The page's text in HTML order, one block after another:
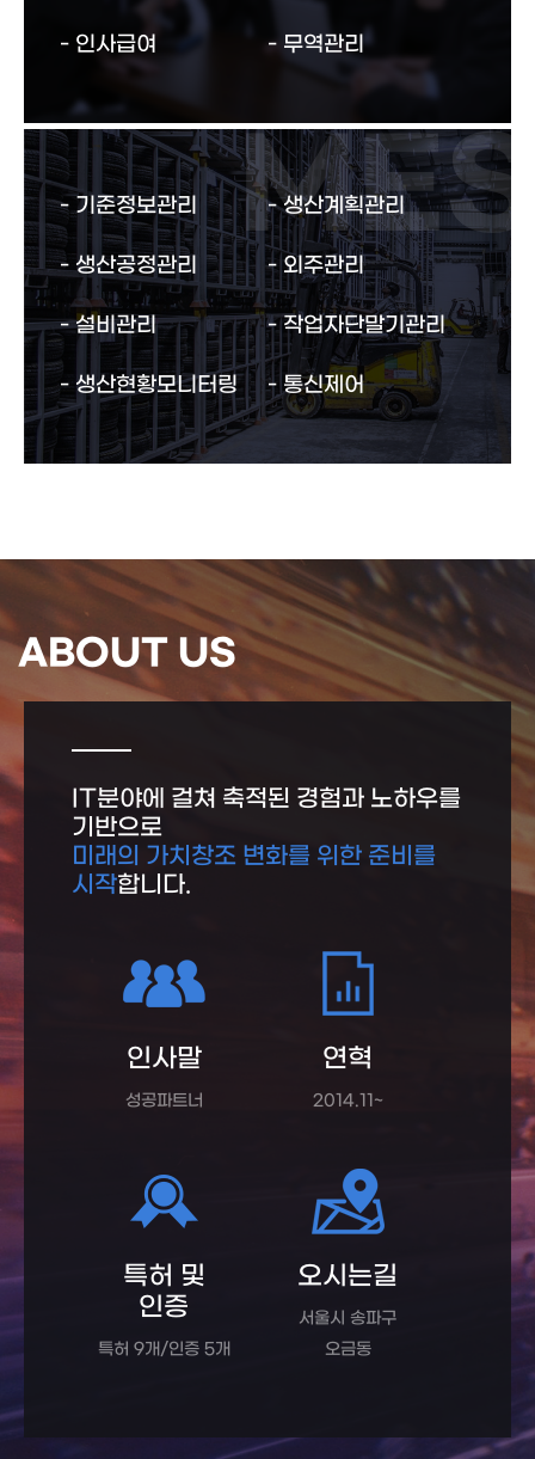
인사급여 무역관리
기준정보관리 생산계획관리
생산공정관리 외주관리
설비관리 작업자단말기관리
생산현황모니터링 통신제어
ABOUT US
IT분야에 걸쳐 축적된 경험과 노하우를
기반으로
미래의 가치창조 변화를 위한 준비를
시작합니다.
인사말
성공파트너
연혁
2014.11~
특허 및
인증
특허 9개/인증 5개
오시는길
서울시 송파구
오금동